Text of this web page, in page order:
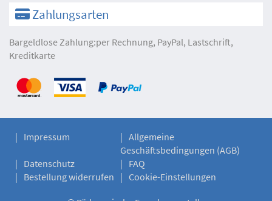
Zahlungsarten
Bargeldlose Zahlung:per Rechnung, PayPal, Lastschrift,
Kreditkarte
Impressum
Allgemeine
Geschäftsbedingungen (AGB)
Datenschutz
FAQ
Bestellung widerrufen
Cookie-Einstellungen